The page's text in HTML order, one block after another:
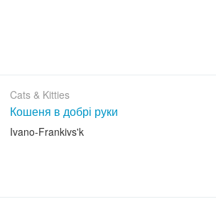
Cats & Kitties
Кошеня в добрі руки
Ivano-Frankivs'k